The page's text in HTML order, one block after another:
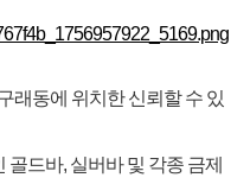
래동에 위치한 신뢰할 수 있
드바, 실버바 및 각종 금제